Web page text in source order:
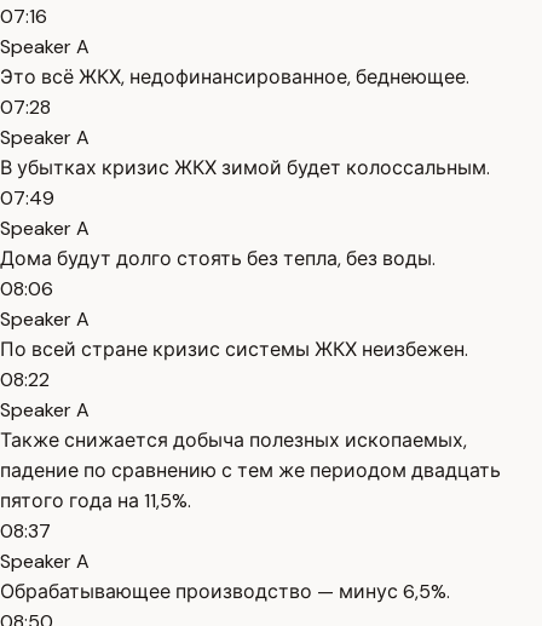
07:16
Speaker A
Это всё ЖКХ, недофинансированное, беднеющее.
07:28
Speaker A
В убытках кризис ЖКХ зимой будет колоссальным.
07:49
Speaker A
Дома будут долго стоять без тепла, без воды.
08:06
Speaker A
По всей стране кризис системы ЖКХ неизбежен.
08:22
Speaker A
Также снижается добыча полезных ископаемых,
падение по сравнению с тем же периодом двадцать
пятого года на 11,5%.
08:37
Speaker A
Обрабатывающее производство — минус 6,5%.